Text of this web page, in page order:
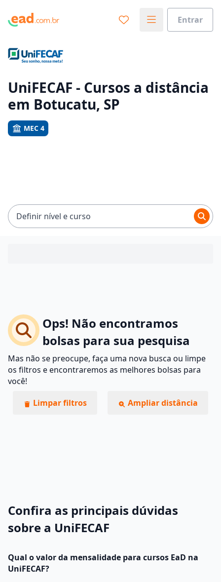
Entrar
Vamos te guiar no caminho ideal para seus estudos
Sim, já sei
UniFECAF - Cursos a distância
em Botucatu, SP
MEC 4
Definir nível e curso
Ops! Não encontramos
bolsas para sua pesquisa
Mas não se preocupe, faça uma nova busca ou limpe
os filtros e encontraremos as melhores bolsas para
você!
Limpar filtros
Ampliar distância
Confira as principais dúvidas
sobre a UniFECAF
Qual o valor da mensalidade para cursos EaD na
UniFECAF?